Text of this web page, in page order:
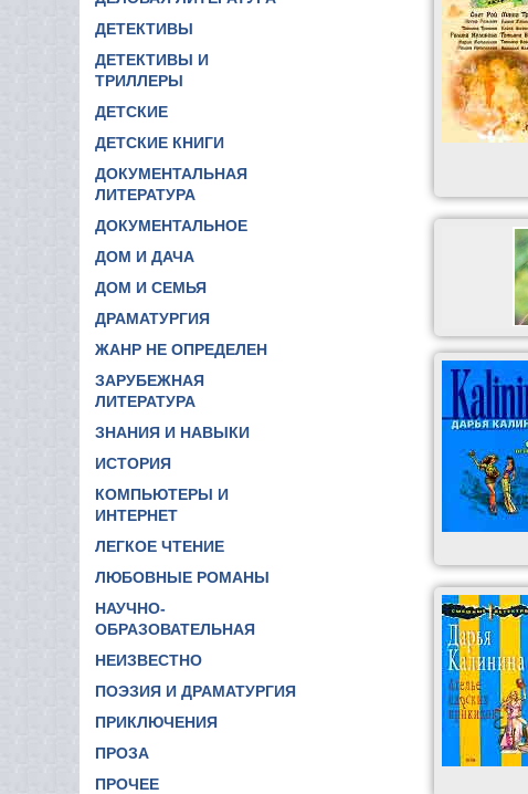
ДЕТЕКТИВЫ
ДЕТЕКТИВЫ И
ТРИЛЛЕРЫ
ДЕТСКИЕ
ДЕТСКИЕ КНИГИ
ДОКУМЕНТАЛЬНАЯ
ЛИТЕРАТУРА
ДОКУМЕНТАЛЬНОЕ
ДОМ И ДАЧА
ДОМ И СЕМЬЯ
ДРАМАТУРГИЯ
ЖАНР НЕ ОПРЕДЕЛЕН
ЗАРУБЕЖНАЯ
ЛИТЕРАТУРА
ЗНАНИЯ И НАВЫКИ
ИСТОРИЯ
КОМПЬЮТЕРЫ И
ИНТЕРНЕТ
ЛЕГКОЕ ЧТЕНИЕ
ЛЮБОВНЫЕ РОМАНЫ
НАУЧНО-
ОБРАЗОВАТЕЛЬНАЯ
НЕИЗВЕСТНО
ПОЭЗИЯ И ДРАМАТУРГИЯ
ПРИКЛЮЧЕНИЯ
ПРОЗА
ПРОЧЕЕ